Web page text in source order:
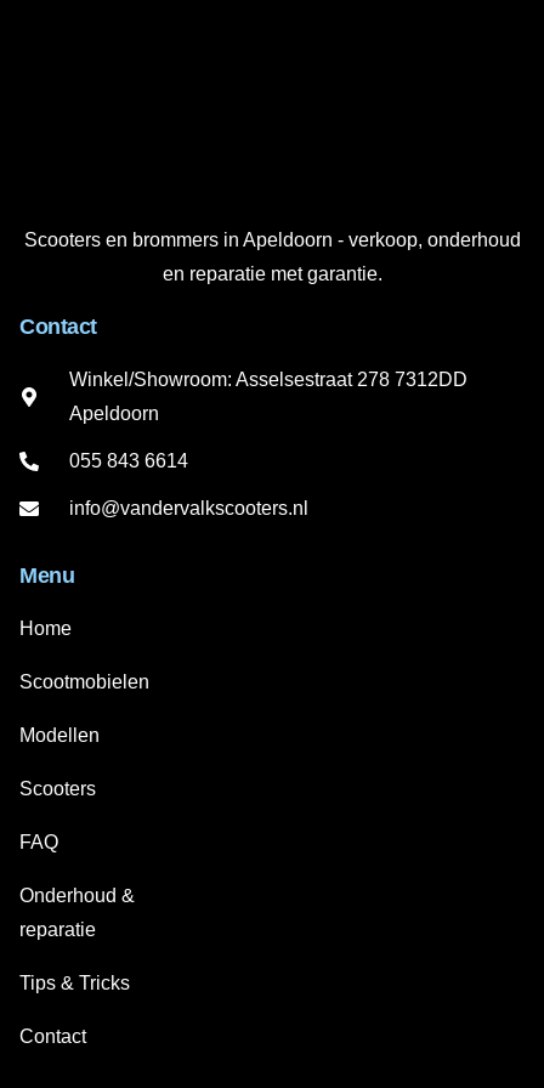
Scooters en brommers in Apeldoorn - verkoop, onderhoud
en reparatie met garantie.
Contact
Winkel/Showroom: Asselsestraat 278 7312DD
Apeldoorn
055 843 6614
info@vandervalkscooters.nl
Menu
Home
Scootmobielen
Modellen
Scooters
FAQ
Onderhoud &
reparatie
Tips & Tricks
Contact